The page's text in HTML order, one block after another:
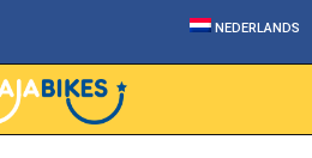
NEDERLANDS